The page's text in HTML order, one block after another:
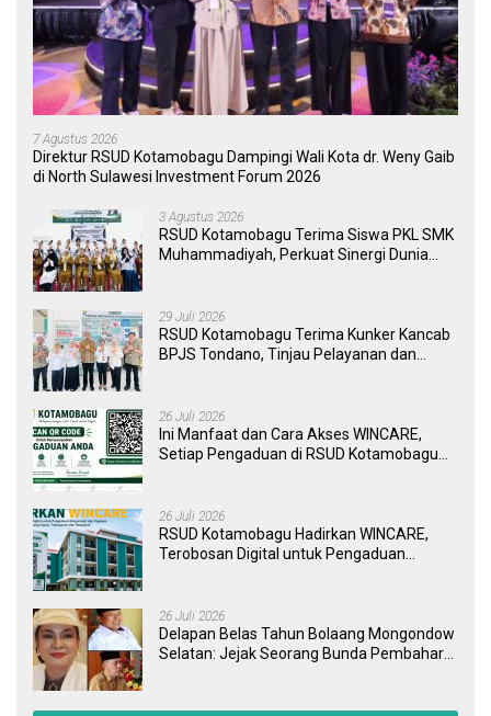
7 Agustus 2026
Direktur RSUD Kotamobagu Dampingi Wali Kota dr. Weny Gaib
di North Sulawesi Investment Forum 2026
3 Agustus 2026
RSUD Kotamobagu Terima Siswa PKL SMK
Muhammadiyah, Perkuat Sinergi Dunia
29 Juli 2026
RSUD Kotamobagu Terima Kunker Kancab
BPJS Tondano, Tinjau Pelayanan dan
26 Juli 2026
Ini Manfaat dan Cara Akses WINCARE,
Setiap Pengaduan di RSUD Kotamobagu
26 Juli 2026
RSUD Kotamobagu Hadirkan WINCARE,
Terobosan Digital untuk Pengaduan
26 Juli 2026
Delapan Belas Tahun Bolaang Mongondow
Selatan: Jejak Seorang Bunda Pembaharu